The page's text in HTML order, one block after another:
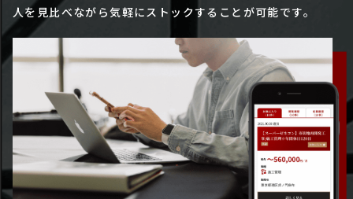
人を見比べながら気軽にストックすることが可能です。